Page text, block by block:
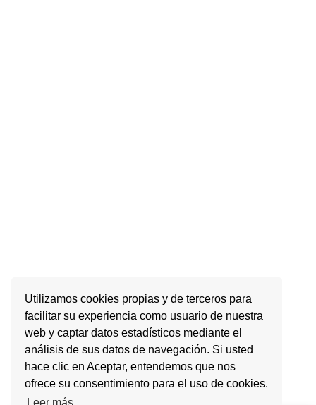
Utilizamos cookies propias y de terceros para
facilitar su experiencia como usuario de nuestra
web y captar datos estadísticos mediante el
análisis de sus datos de navegación. Si usted
hace clic en Aceptar, entendemos que nos
ofrece su consentimiento para el uso de cookies.